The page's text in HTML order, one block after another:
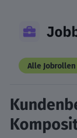
content
Alle Jobrollen